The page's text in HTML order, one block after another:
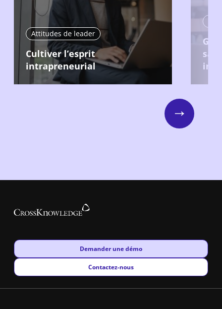
Attitudes de leader
Cultiver l’esprit
intrapreneurial
sa
Next
New window
Demander une démo
New window
Contactez-nous